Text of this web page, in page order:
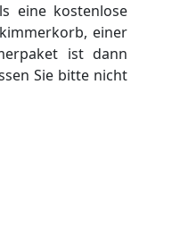
eine kostenlose
einer
ist dann
Sie bitte nicht